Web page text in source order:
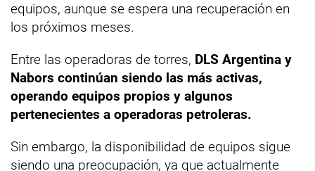
equipos, aunque se espera una recuperación en
los próximos meses.
Entre las operadoras de torres, DLS Argentina y
Nabors continúan siendo las más activas,
operando equipos propios y algunos
pertenecientes a operadoras petroleras.
Sin embargo, la disponibilidad de equipos sigue
siendo una preocupación, ya que actualmente